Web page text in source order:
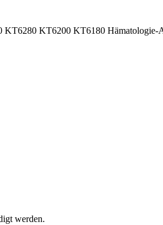
KT6200 KT6180 Hämatologie-
werden.